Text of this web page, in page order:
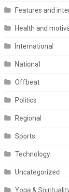
Features and
Health and
International
National
Offbeat
Politics
Regional
Sports
Technology
Uncategorized
Yoga &